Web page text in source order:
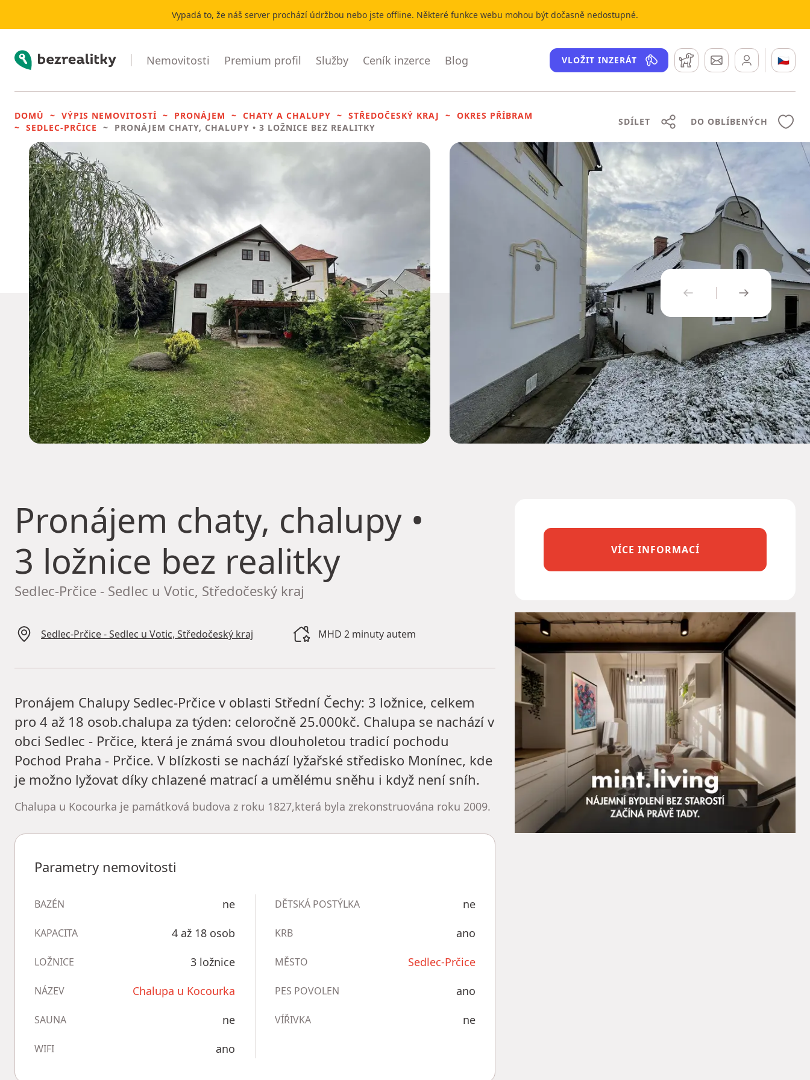
Vypadá to, že náš server prochází údržbou nebo jste offline. Některé funkce webu mohou být dočasně nedostupné.
Bezrealitky Nemovitosti Premium profil Služby Ceník inzerce Blog VLOŽIT INZERÁT Hlídací pesZprávy 🇨🇿
DOMŮ VÝPIS NEMOVITOSTÍ PRONÁJEM CHATY A CHALUPY STŘEDOČESKÝ KRAJ
OKRES PŘÍBRAM
SEDLEC-PRČICE
PRONÁJEM CHATY, CHALUPY • 3 LOŽNICE BEZ REALITKY
SDÍLET DO OBLÍBENÝCH
PŘEDCHOZÍ
Pronájem chaty, chalupy •
3 ložnice bez realitky
Sedlec-Prčice - Sedlec u Votic, Středočeský kraj
Sedlec-Prčice - Sedlec u Votic, Středočeský kraj MHD 2 minuty autem
Pronájem Chalupy Sedlec-Prčice v oblasti Střední Čechy: 3 ložnice, celkem
pro 4 až 18 osob.chalupa za týden: celoročně 25.000kč. Chalupa se nachází v
obci Sedlec - Prčice, která je známá svou dlouholetou tradicí pochodu
Pochod Praha - Prčice. V blízkosti se nachází lyžařské středisko Monínec, kde
je možno lyžovat díky chlazené matrací a umělému sněhu i když není sníh.
Chalupa u Kocourka je památková budova z roku 1827,která byla zrekonstruována roku 2009.
Parametry nemovitosti
BAZÉN ne
KAPACITA 4 až 18 osob
LOŽNICE 3 ložnice
NÁZEV Chalupa u Kocourka
SAUNA ne
WIFI ano
DĚTSKÁ POSTÝLKA ne
KRB ano
MĚSTO Sedlec-Prčice
PES POVOLEN ano
VÍŘIVKA ne
VÍCE INFORMACÍ